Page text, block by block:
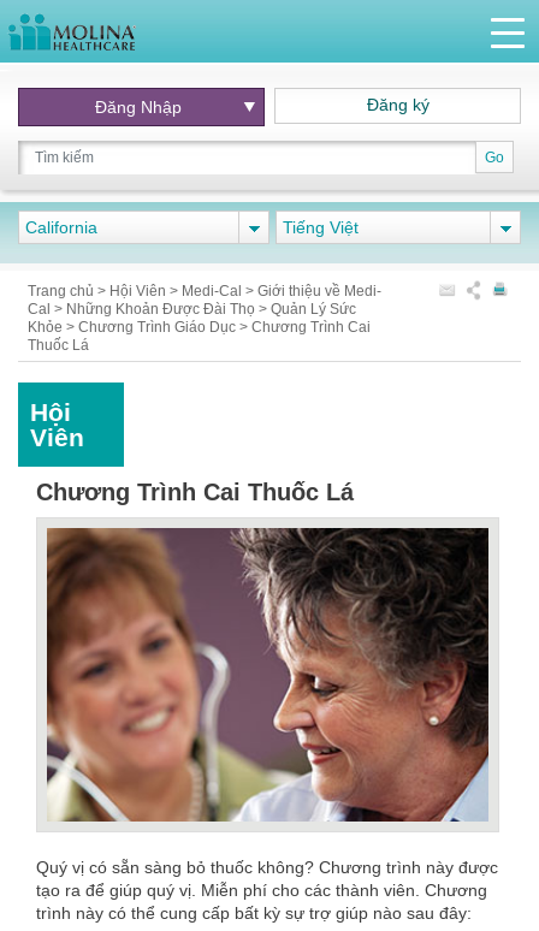
Go
Đăng Nhập Đăng ký
California Tiếng Việt
Trang chủ > Hội Viên > Medi-Cal > Giới thiệu về Medi-
Cal > Những Khoản Được Đài Thọ > Quản Lý Sức
Khỏe > Chương Trình Giáo Dục > Chương Trình Cai
Thuốc Lá
Hội
Viên
Chương Trình Cai Thuốc Lá
Quý vị có sẵn sàng bỏ thuốc không? Chương trình này được
tạo ra để giúp quý vị. Miễn phí cho các thành viên. Chương
trình này có thể cung cấp bất kỳ sự trợ giúp nào sau đây: